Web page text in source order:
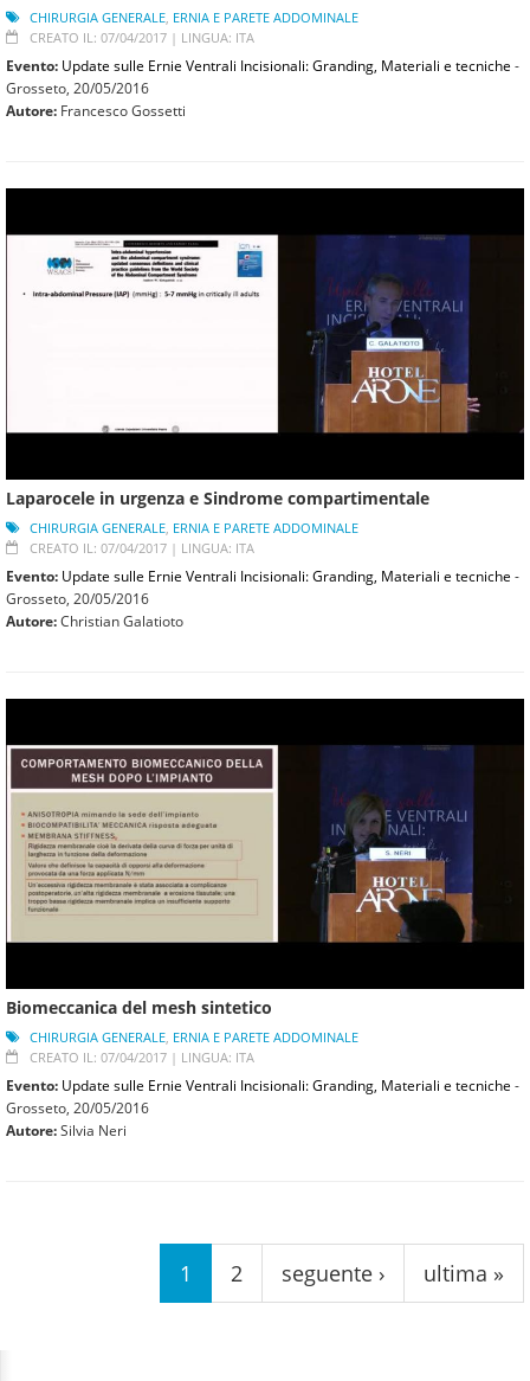
CHIRURGIA GENERALE ERNIA E PARETE ADDOMINALE
CREATO IL: 07/04/2017 | LINGUA: ITA
Evento: Update sulle Ernie Ventrali Incisionali: Granding, Materiali e tecniche -
Grosseto, 20/05/2016
Autore: Francesco Gossetti
Laparocele in urgenza e Sindrome compartimentale
CHIRURGIA GENERALE ERNIA E PARETE ADDOMINALE
CREATO IL: 07/04/2017 | LINGUA: ITA
Evento: Update sulle Ernie Ventrali Incisionali: Granding, Materiali e tecniche -
Grosseto, 20/05/2016
Autore:Christian Galatioto
Biomeccanica del mesh sintetico
CHIRURGIA GENERALE, ERNIA E PARETE ADDOMINALE
CREATO IL: 07/04/2017 | LINGUA: ITA
Evento: Update sulle Ernie Ventrali Incisionali: Granding, Materiali e tecniche -
Grosseto, 20/05/2016
Autore:Silvia Neri
1 2 seguente › ultima »